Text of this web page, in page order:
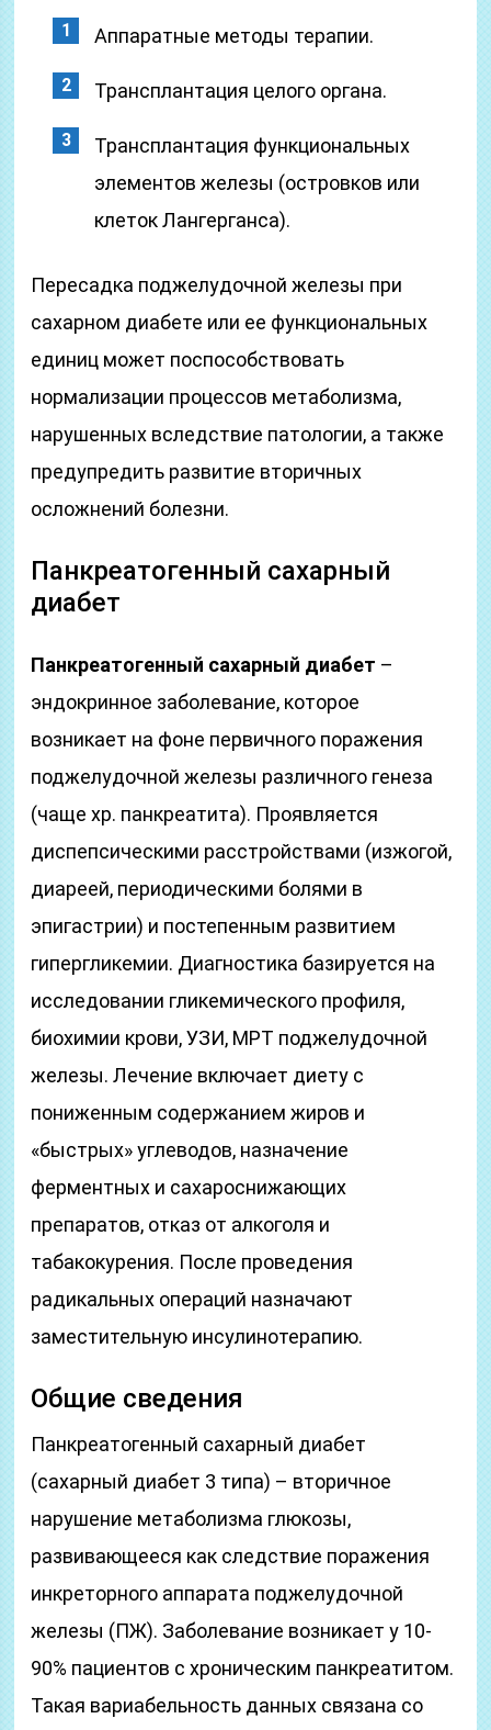
Аппаратные методы терапии.
Трансплантация целого органа.
Трансплантация функциональных
элементов железы (островков или
клеток Лангерганса).
Пересадка поджелудочной железы при
сахарном диабете или ее функциональных
единиц может поспособствовать
нормализации процессов метаболизма,
нарушенных вследствие патологии, а также
предупредить развитие вторичных
осложнений болезни.
Панкреатогенный сахарный
диабет
Панкреатогенный сахарный диабет –
эндокринное заболевание, которое
возникает на фоне первичного поражения
поджелудочной железы различного генеза
(чаще хр. панкреатита). Проявляется
диспепсическими расстройствами (изжогой,
диареей, периодическими болями в
эпигастрии) и постепенным развитием
гипергликемии. Диагностика базируется на
исследовании гликемического профиля,
биохимии крови, УЗИ, МРТ поджелудочной
железы. Лечение включает диету с
пониженным содержанием жиров и
«быстрых» углеводов, назначение
ферментных и сахароснижающих
препаратов, отказ от алкоголя и
табакокурения. После проведения
радикальных операций назначают
заместительную инсулинотерапию.
Общие сведения
Панкреатогенный сахарный диабет
(сахарный диабет 3 типа) – вторичное
нарушение метаболизма глюкозы,
развивающееся как следствие поражения
инкреторного аппарата поджелудочной
железы (ПЖ). Заболевание возникает у 10-
90% пациентов с хроническим панкреатитом.
Такая вариабельность данных связана со